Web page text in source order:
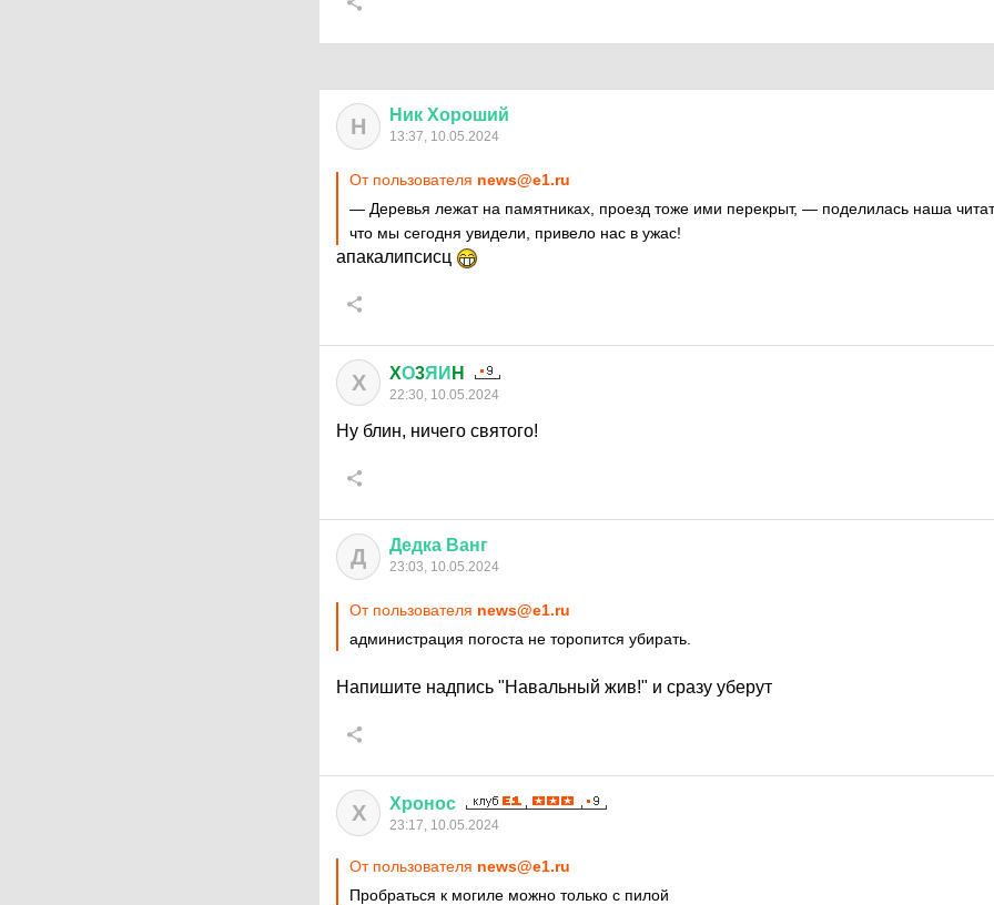
Н Ник Хороший
13:37, 10.05.2024
От пользователя news@e1.ru
— Деревья лежат на памятниках, проезд тоже ими перекрыт, — поделилась наша
что мы сегодня увидели, привело нас в ужас!
апакалипсисц
X XО3ЯИ H
22:30, 10.05.2024
Ну блин, ничего святого!
Д Дедка Ванг
23:03, 10.05.2024
От пользователя news@e1.ru
администрация погоста не торопится убирать.
Напишите надпись "Навальный жив!" и сразу уберут
Х Хронос
23:17, 10.05.2024
От пользователя news@e1.ru
Пробраться к могиле можно только с пилой